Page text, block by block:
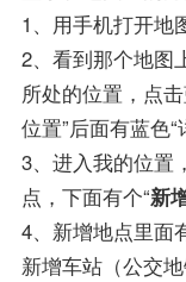
1、用手机打开地
2、看到那个地图
所处的位置，点
位置”后面有蓝色“
3、进入我的位置
点，下面有个“新
4、新增地点里面
新增车站（公交